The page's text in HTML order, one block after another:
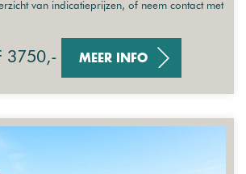
van indicatieprijzen, of neem contact met
3750,- MEER INFO